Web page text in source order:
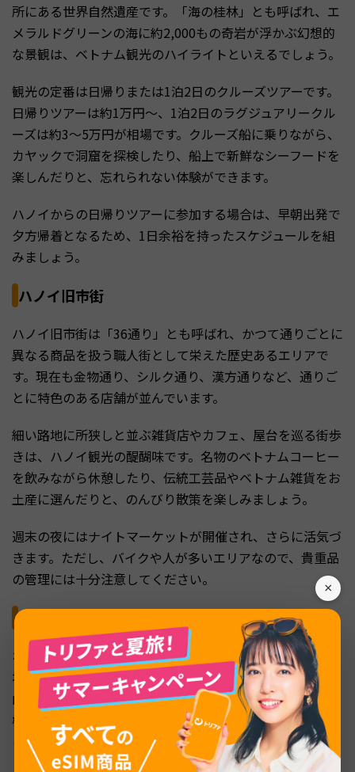
×
所にある世界自然遺産です。「海の桂林」とも呼ばれ、エ
メラルドグリーンの海に約2,000もの奇岩が浮かぶ幻想的
な景観は、ベトナム観光のハイライトといえるでしょう。
観光の定番は日帰りまたは1泊2日のクルーズツアーです。
日帰りツアーは約1万円〜、1泊2日のラグジュアリークル
ーズは約3〜5万円が相場です。クルーズ船に乗りながら、
カヤックで洞窟を探検したり、船上で新鮮なシーフードを
楽しんだりと、忘れられない体験ができます。
ハノイからの日帰りツアーに参加する場合は、早朝出発で
夕方帰着となるため、1日余裕を持ったスケジュールを組
みましょう。
ハノイ旧市街
ハノイ旧市街は「36通り」とも呼ばれ、かつて通りごとに
異なる商品を扱う職人街として栄えた歴史あるエリアで
す。現在も金物通り、シルク通り、漢方通りなど、通りご
とに特色のある店舗が並んでいます。
細い路地に所狭しと並ぶ雑貨店やカフェ、屋台を巡る街歩
きは、ハノイ観光の醍醐味です。名物のベトナムコーヒー
を飲みながら休憩したり、伝統工芸品やベトナム雑貨をお
土産に選んだりと、のんびり散策を楽しみましょう。
週末の夜にはナイトマーケットが開催され、さらに活気づ
きます。ただし、バイクや人が多いエリアなので、貴重品
の管理には十分注意してください。
ホアンキエム湖・タンロン遺跡
ホアンキエム湖はハノイの中心部に位置し、市民の憩いの
場として親しまれています。湖の中央には亀を祀った「玉
山祠」があり、赤い橋を渡って参拝できます。早朝には太
極拳をする地元の人々の姿も見られ、ハノイの日常を感じ
られるスポットです。